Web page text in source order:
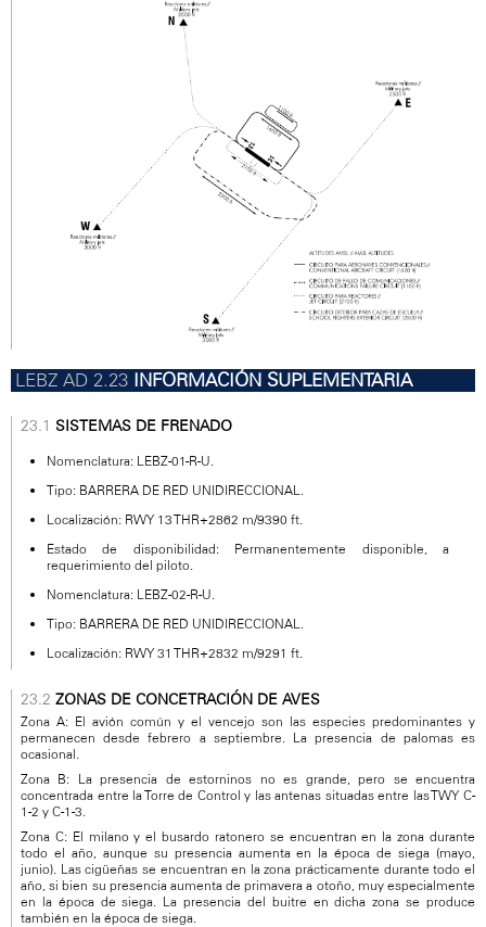
INFORMACIÓN SUPLEMENTARIA
SISTEMAS DE FRENADO
Nomenclatura: LEBZ-01-R-U.
Tipo: BARRERA DE RED UNIDIRECCIONAL.
Localización: RWY 13 THR+2862 m/9390 ft.
Estado de disponibilidad: Permanentemente disponible, a
requerimiento del piloto.
Nomenclatura: LEBZ-02-R-U.
Tipo: BARRERA DE RED UNIDIRECCIONAL.
Localización: RWY 31 THR+2832 m/9291 ft.
ZONAS DE CONCETRACIÓN DE AVES
Zona A: El avión común y el vencejo son las especies predominantes y
permanecen desde febrero a septiembre. La presencia de palomas es
ocasional.
Zona B: La presencia de estorninos no es grande, pero se encuentra
concentrada entre la Torre de Control y las antenas situadas entre las TWY C-
1-2 y C-1-3.
Zona C: El milano y el busardo ratonero se encuentran en la zona durante
todo el año, aunque su presencia aumenta en la época de siega (mayo,
junio). Las cigüeñas se encuentran en la zona prácticamente durante todo el
año, si bien su presencia aumenta de primavera a otoño, muy especialmente
en la época de siega. La presencia del buitre en dicha zona se produce
también en la época de siega.